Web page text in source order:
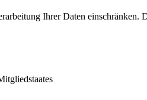
Ihrer Daten einschränken.